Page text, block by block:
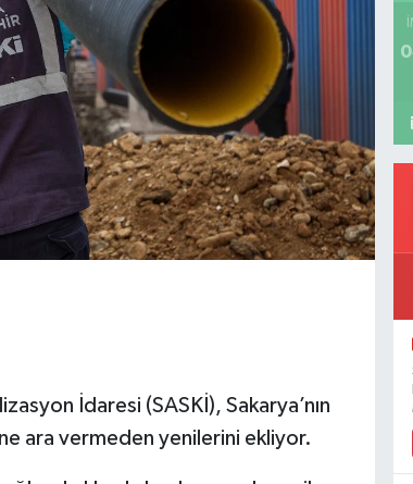
İdaresi (SASKİ), Sakarya’nın
ara vermeden yenilerini ekliyor.